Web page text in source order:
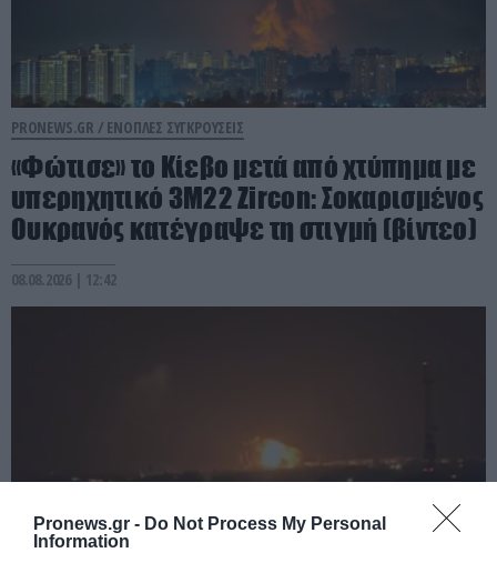
Pronews.gr - Do Not Process My Personal
Information
PRONEWS.GR / ΕΝΟΠΛΕΣ ΣΥΓΚΡΟΥΣΕΙΣ
«Φώτισε» το Κίεβο μετά από χτύπημα με
υπερηχητικό 3M22 Zircon: Σοκαρισμένος
Ουκρανός κατέγραψε τη στιγμή (βίντεο)
08.08.2026 | 12:42